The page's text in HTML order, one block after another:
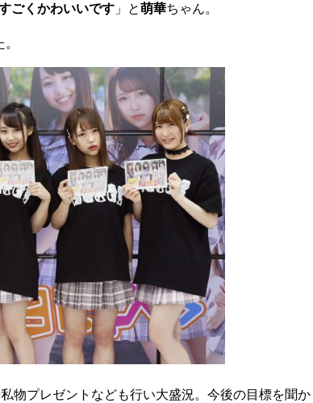
ごくかわいいです」と萌華ちゃん。
物プレゼントなども行い大盛況。今後の目標を聞か